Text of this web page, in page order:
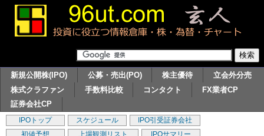
新規公開株(IPO) 公募・売出(PO) 株主優待
立会外分売
株式クラファン
手数料比較 コンタクト
FX業者CP
証券会社CP
IPOトップ スケジュール
IPO引受証券会社
初値予想
上場観測リスト
IPOサマリー